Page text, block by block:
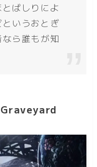
ばしりによ
いうおとぎ
ら誰もが知